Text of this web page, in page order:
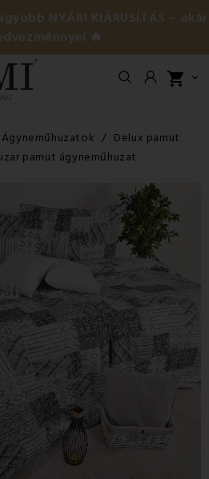
NYÁRI KIÁRUSÍTÁS – akár
🔥
shopping_cart 
Ágyneműhuzatok
Delux pamut
pamut ágyneműhuzat